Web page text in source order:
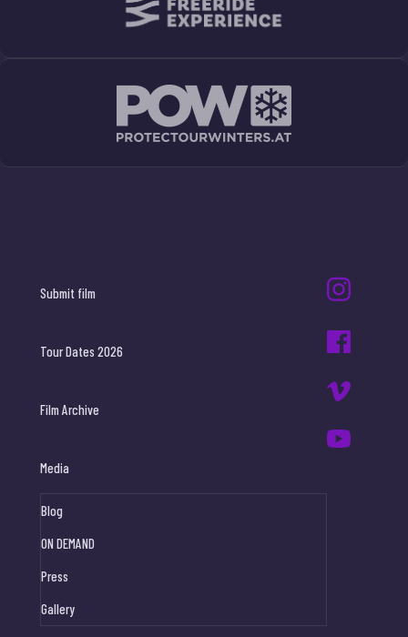
Submit film
Tour Dates 2026
Film Archive
Media
Blog
ON DEMAND
Press
Gallery